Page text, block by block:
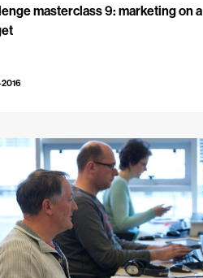
masterclass 9: marketing on a